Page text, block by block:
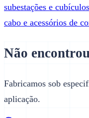
subestações e
cabo e acessórios de
Não
Fabricamos sob
aplicação.